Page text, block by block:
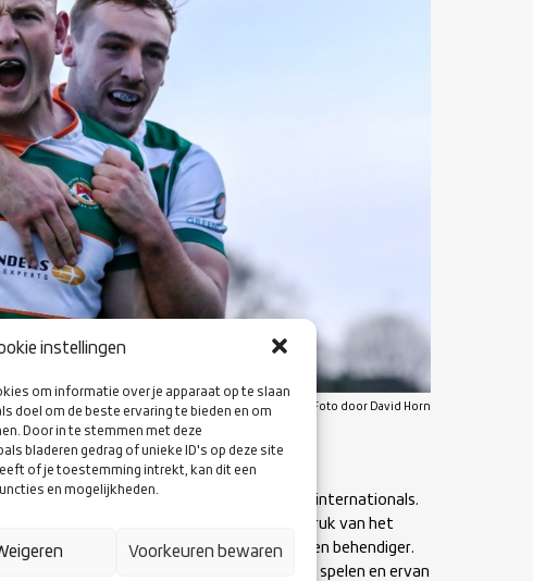
instellingen
om informatie over je apparaat op te slaan
doel om de beste ervaring te bieden en om
Door in te stemmen met deze
bladeren gedrag of unieke ID's op deze site
of je toestemming intrekt, kan dit een
en mogelijkheden.
Voorkeuren bewaren
Foto door David Horn
eerste training afgewerkt met z’n mede-internationals.
Oranje. “Ik was eigenlijk erg onder de indruk van het
fysiek. Hier zijn de spelers iets vlugger en behendiger.
naar uit om dat andere spelletje te gaan spelen en ervan